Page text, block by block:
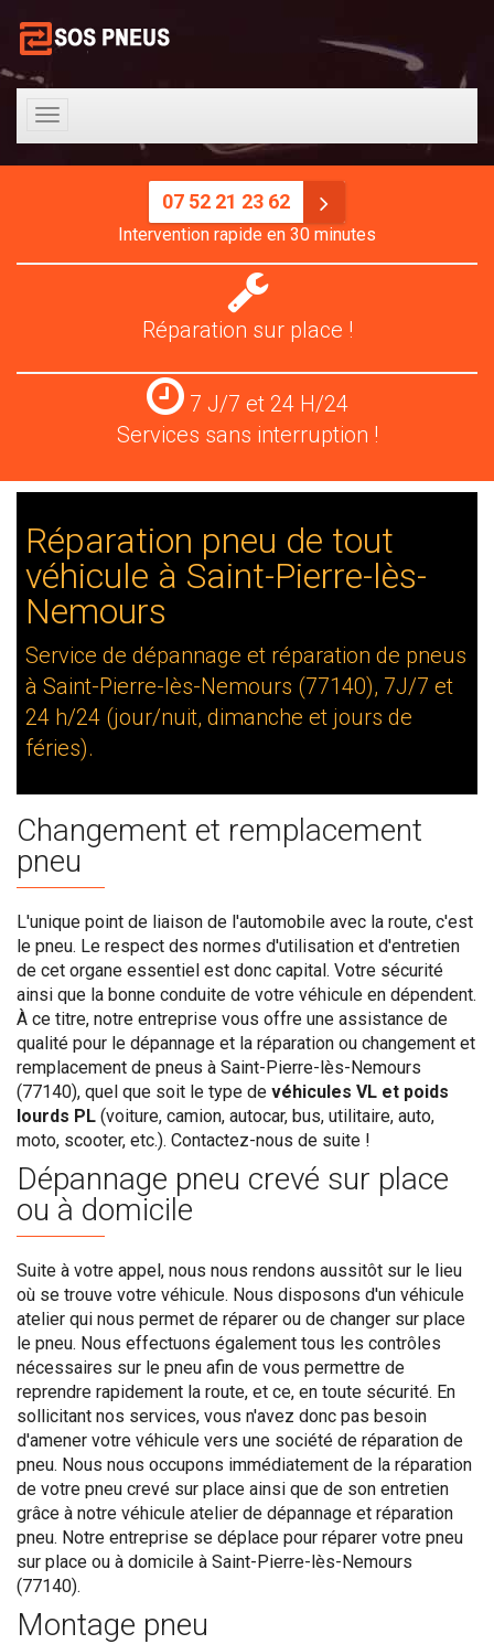
Toggle
navigation
07 52 21 23 62
Intervention rapide en 30 minutes
Réparation
pneus
Réparation sur place !
Services
24
H/24
7 J/7 et 24 H/24
Services sans interruption !
Réparation pneu de tout
véhicule à Saint-Pierre-lès-
Nemours
Service de dépannage et réparation de pneus
à Saint-Pierre-lès-Nemours (77140), 7J/7 et
24 h/24 (jour/nuit, dimanche et jours de
féries).
Changement et remplacement
pneu
L'unique point de liaison de l'automobile avec la route, c'est
le pneu. Le respect des normes d'utilisation et d'entretien
de cet organe essentiel est donc capital. Votre sécurité
ainsi que la bonne conduite de votre véhicule en dépendent.
À ce titre, notre entreprise vous offre une assistance de
qualité pour le dépannage et la réparation ou changement et
remplacement de pneus à Saint-Pierre-lès-Nemours
(77140), quel que soit le type de véhicules VL et poids
lourds PL (voiture, camion, autocar, bus, utilitaire, auto,
moto, scooter, etc.). Contactez-nous de suite !
Dépannage pneu crevé sur place
ou à domicile
Suite à votre appel, nous nous rendons aussitôt sur le lieu
où se trouve votre véhicule. Nous disposons d'un véhicule
atelier qui nous permet de réparer ou de changer sur place
le pneu. Nous effectuons également tous les contrôles
nécessaires sur le pneu afin de vous permettre de
reprendre rapidement la route, et ce, en toute sécurité. En
sollicitant nos services, vous n'avez donc pas besoin
d'amener votre véhicule vers une société de réparation de
pneu. Nous nous occupons immédiatement de la réparation
de votre pneu crevé sur place ainsi que de son entretien
grâce à notre véhicule atelier de dépannage et réparation
pneu. Notre entreprise se déplace pour réparer votre pneu
sur place ou à domicile à Saint-Pierre-lès-Nemours
(77140).
Montage pneu